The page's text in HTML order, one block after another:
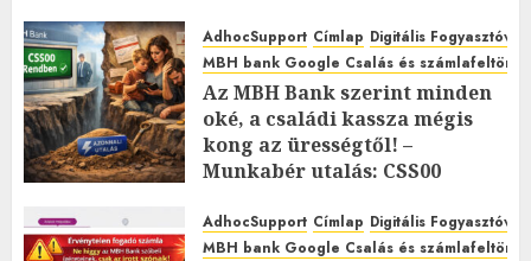
Döntésének Teljes Nyilvános
Tartalma
2026.FEBRUÁR.15. VASÁRNAP.
0
AdhocSupport Címlap Digitális
MBH bank Google Csalás és
Az MBH Bank szerint minden
oké, a családi kassza mégis
kong az ürességtől! –
Munkabér utalás: CSS00
2026.FEBRUÁR.12. CSÜTÖRTÖK.
2
0
AdhocSupport Címlap Digitális
MBH bank Google Csalás és